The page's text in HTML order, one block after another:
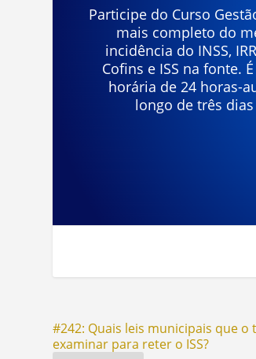
Participe do Curso
mais completo do
incidência do INSS,
Cofins e ISS na fonte.
horária de 24 horas-
longo de três
#242: Quais leis municipais que
examinar para reter o ISS?